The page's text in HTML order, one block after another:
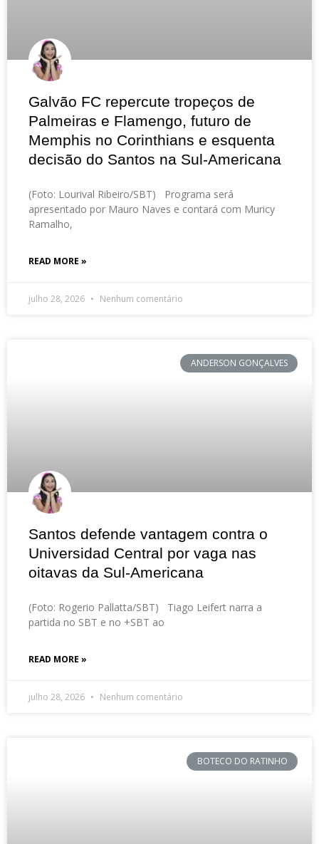
Galvão FC repercute tropeços de
Palmeiras e Flamengo, futuro de
Memphis no Corinthians e esquenta
decisão do Santos na Sul-Americana
(Foto: Lourival Ribeiro/SBT) Programa será
apresentado por Mauro Naves e contará com Muricy
Ramalho,
READ MORE »
julho 28, 2026 Nenhum comentário
ANDERSON GONÇALVES
Santos defende vantagem contra o
Universidad Central por vaga nas
oitavas da Sul-Americana
(Foto: Rogerio Pallatta/SBT) Tiago Leifert narra a
partida no SBT e no +SBT ao
READ MORE »
julho 28, 2026 Nenhum comentário
BOTECO DO RATINHO